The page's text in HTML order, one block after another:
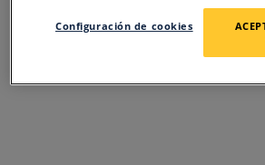
SORRY FOR
Configuración de cookies